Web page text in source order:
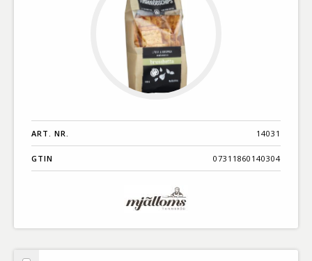
ART. NR. 14031
GTIN 07311860140304